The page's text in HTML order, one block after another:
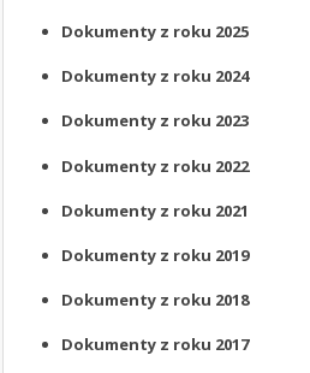
ORGANIZACYJNE
OŚWIADCZENIA
MAJĄTKOWE
OGŁOSZENIA
PRZETARGI
ŚRODOWISKA
Dokumenty z roku 2025
Dokumenty z roku 2024
Dokumenty z roku 2023
Dokumenty z roku 2022
Dokumenty z roku 2021
Dokumenty z roku 2019
Dokumenty z roku 2018
Dokumenty z roku 2017